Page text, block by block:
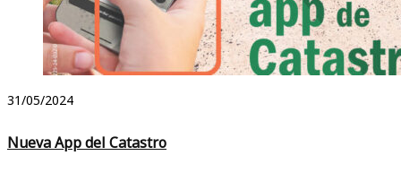
31/05/2024
Nueva App del Catastro